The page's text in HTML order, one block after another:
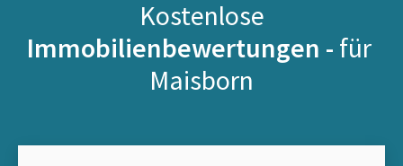
Kostenlose
Immobilienbewertungen - für
Maisborn